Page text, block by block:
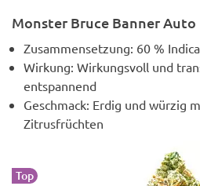
Monster Bruce Banner Auto
Zusammensetzung: 60 %
Wirkung: Wirkungsvoll und
entspannend
Geschmack: Erdig und würzig
Zitrusfrüchten
Top